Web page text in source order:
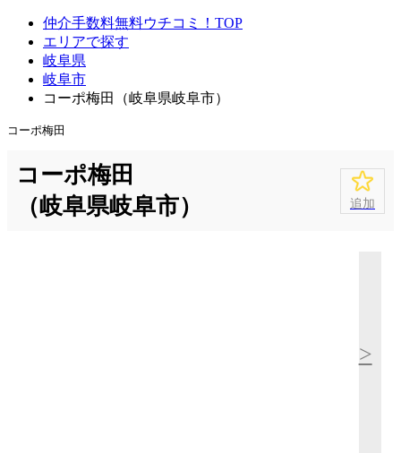
仲介手数料無料ウチコミ！TOP
エリアで探す
岐阜県
岐阜市
コーポ梅田（岐阜県岐阜市）
コーポ梅田
コーポ梅田
（岐阜県岐阜市）
追加
>